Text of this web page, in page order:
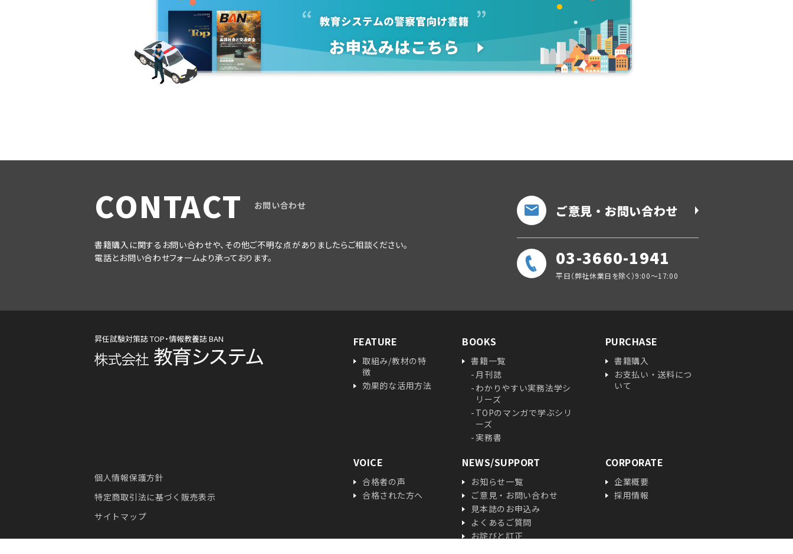
CONTACT お問い合わせ
書籍購入に関するお問い合わせや、その他ご不明な点がありましたらご相談ください。
電話とお問い合わせフォームより承っております。
ご意見・お問い合わせ
03-3660-1941
平日（弊社休業日を除く）9:00～17:00
昇任試験対策誌 TOP・情報教養誌 BAN
個人情報保護方針
特定商取引法に基づく販売表示
サイトマップ
FEATURE
取組み/教材の特
徴
効果的な活用方法
BOOKS
書籍一覧
月刊誌
わかりやすい実務法学シ
リーズ
TOPのマンガで学ぶシリ
ーズ
実務書
PURCHASE
書籍購入
お支払い・送料につ
いて
VOICE
合格者の声
合格された方へ
NEWS/SUPPORT
お知らせ一覧
ご意見・お問い合わせ
見本誌のお申込み
よくあるご質問
お詫びと訂正
CORPORATE
企業概要
採用情報